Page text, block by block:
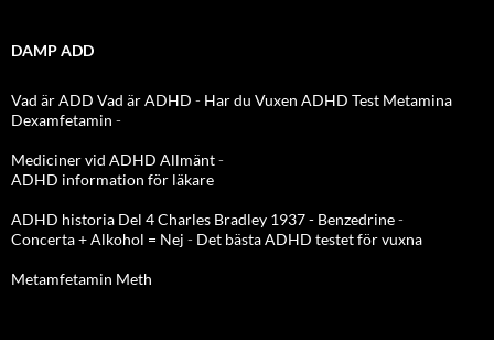
DAMP ADD
Vad är ADD Vad är ADHD - Har du Vuxen ADHD Test Metamina
Dexamfetamin -
Mediciner vid ADHD Allmänt-
ADHD information för läkare
ADHD historia Del 4 Charles Bradley 1937 - Benzedrine-
Concerta + Alkohol = Nej - Det bästa ADHD testet för vuxna
Metamfetamin Meth